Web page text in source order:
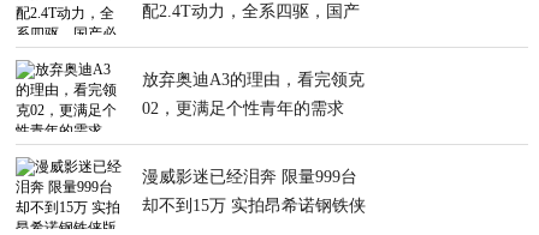
配2.4T动力，全系四驱，国产
放弃奥迪A3的理由，看完领克
02，更满足个性青年的需求
漫威影迷已经泪奔 限量999台
却不到15万 实拍昂希诺钢铁侠